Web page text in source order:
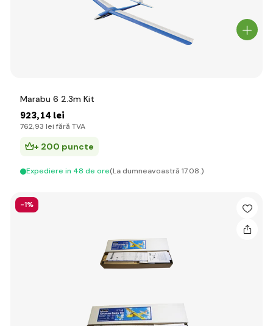
Marabu 6 2.3m Kit
923,14 lei
762,93 lei fără TVA
+ 200 puncte
Expediere in 48 de ore(La dumneavoastră 17.08.)
-1%